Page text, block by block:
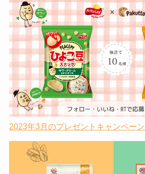
2023年3月のプレゼントキャンペーン